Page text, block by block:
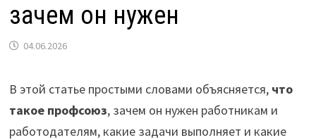
зачем он нужен
04.06.2026
В этой статье простыми словами объясняется, что
такое профсоюз, зачем он нужен работникам и
работодателям, какие задачи выполняет и какие